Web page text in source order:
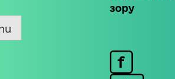
зору